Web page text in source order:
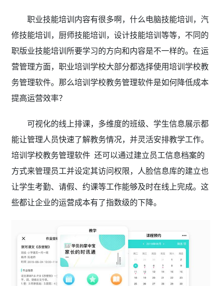
职业技能培训内容有很多啊，什么电脑技能培训，汽
修技能培训，厨师技能培训，设计技能培训等等，不同的
职版业技能培训所要学习的方向和内容是不一样的。在运
营管理方面，职业培训学校大部分都选择使用培训学校教
务管理软件。那么培训学校教务管理软件是如何降低成本
提高运营效率？
可视化的线上排课，多维度的班级、学生信息展示都
能让管理人员快速了解教务情况，并灵活安排教学工作。
培训学校教务管理软件 还可以通过建立员工信息档案的
方式来管理员工并设定其访问权限，人脸信息库的建立也
让学生考勤、请假、约课等工作能够及时在线上完成。这
些都让企业的运营成本有了指数级的下降。